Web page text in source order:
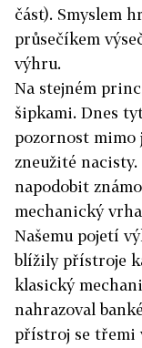
část). Smyslem
průsečíkem
výhru.
Na stejném
šipkami. Dnes
pozornost mimo
zneužité
napodobit
mechanický
Našemu pojetí
blížily přístroje
klasický
nahrazoval
přístroj se třemi